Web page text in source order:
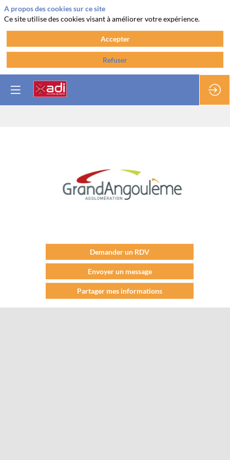
Angoulême
Demander un RDV
Envoyer un message
Partager mes informations
A propos des cookies sur ce site
Ce site utilise des cookies visant à améliorer votre expérience.
Accepter
Refuser